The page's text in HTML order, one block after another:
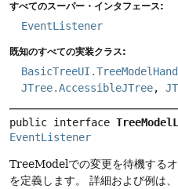
すべてのスーパー・インタフェース:
EventListener
既知のすべての実装クラス:
JTree.AccessibleJTree,
public interface
EventListener
TreeModelでの変更を待機する
を定義します。
詳細および例は、